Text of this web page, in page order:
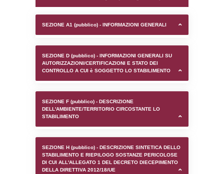
Stabilimento Brenntag
comune di Filago
SEZIONE A1 (pubblico) - INFORMAZIONI
SEZIONE D (pubblico) - INFORMAZIONI
AUTORIZZAZIONI/CERTIFICAZIONI E
CONTROLLO A CUI è SOGGETTO LO